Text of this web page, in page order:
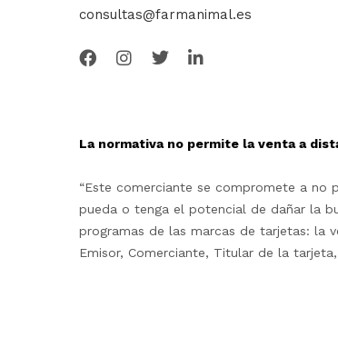
consultas@farmanimal.es
La normativa no permite la venta a
“Este comerciante se compromete a no
pueda o tenga el potencial de dañar la
programas de las marcas de tarjetas: la
Emisor, Comerciante, Titular de la